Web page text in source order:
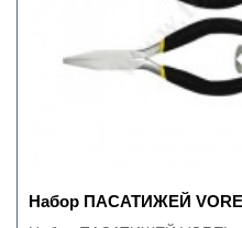
Набор ПАСАТИЖЕЙ